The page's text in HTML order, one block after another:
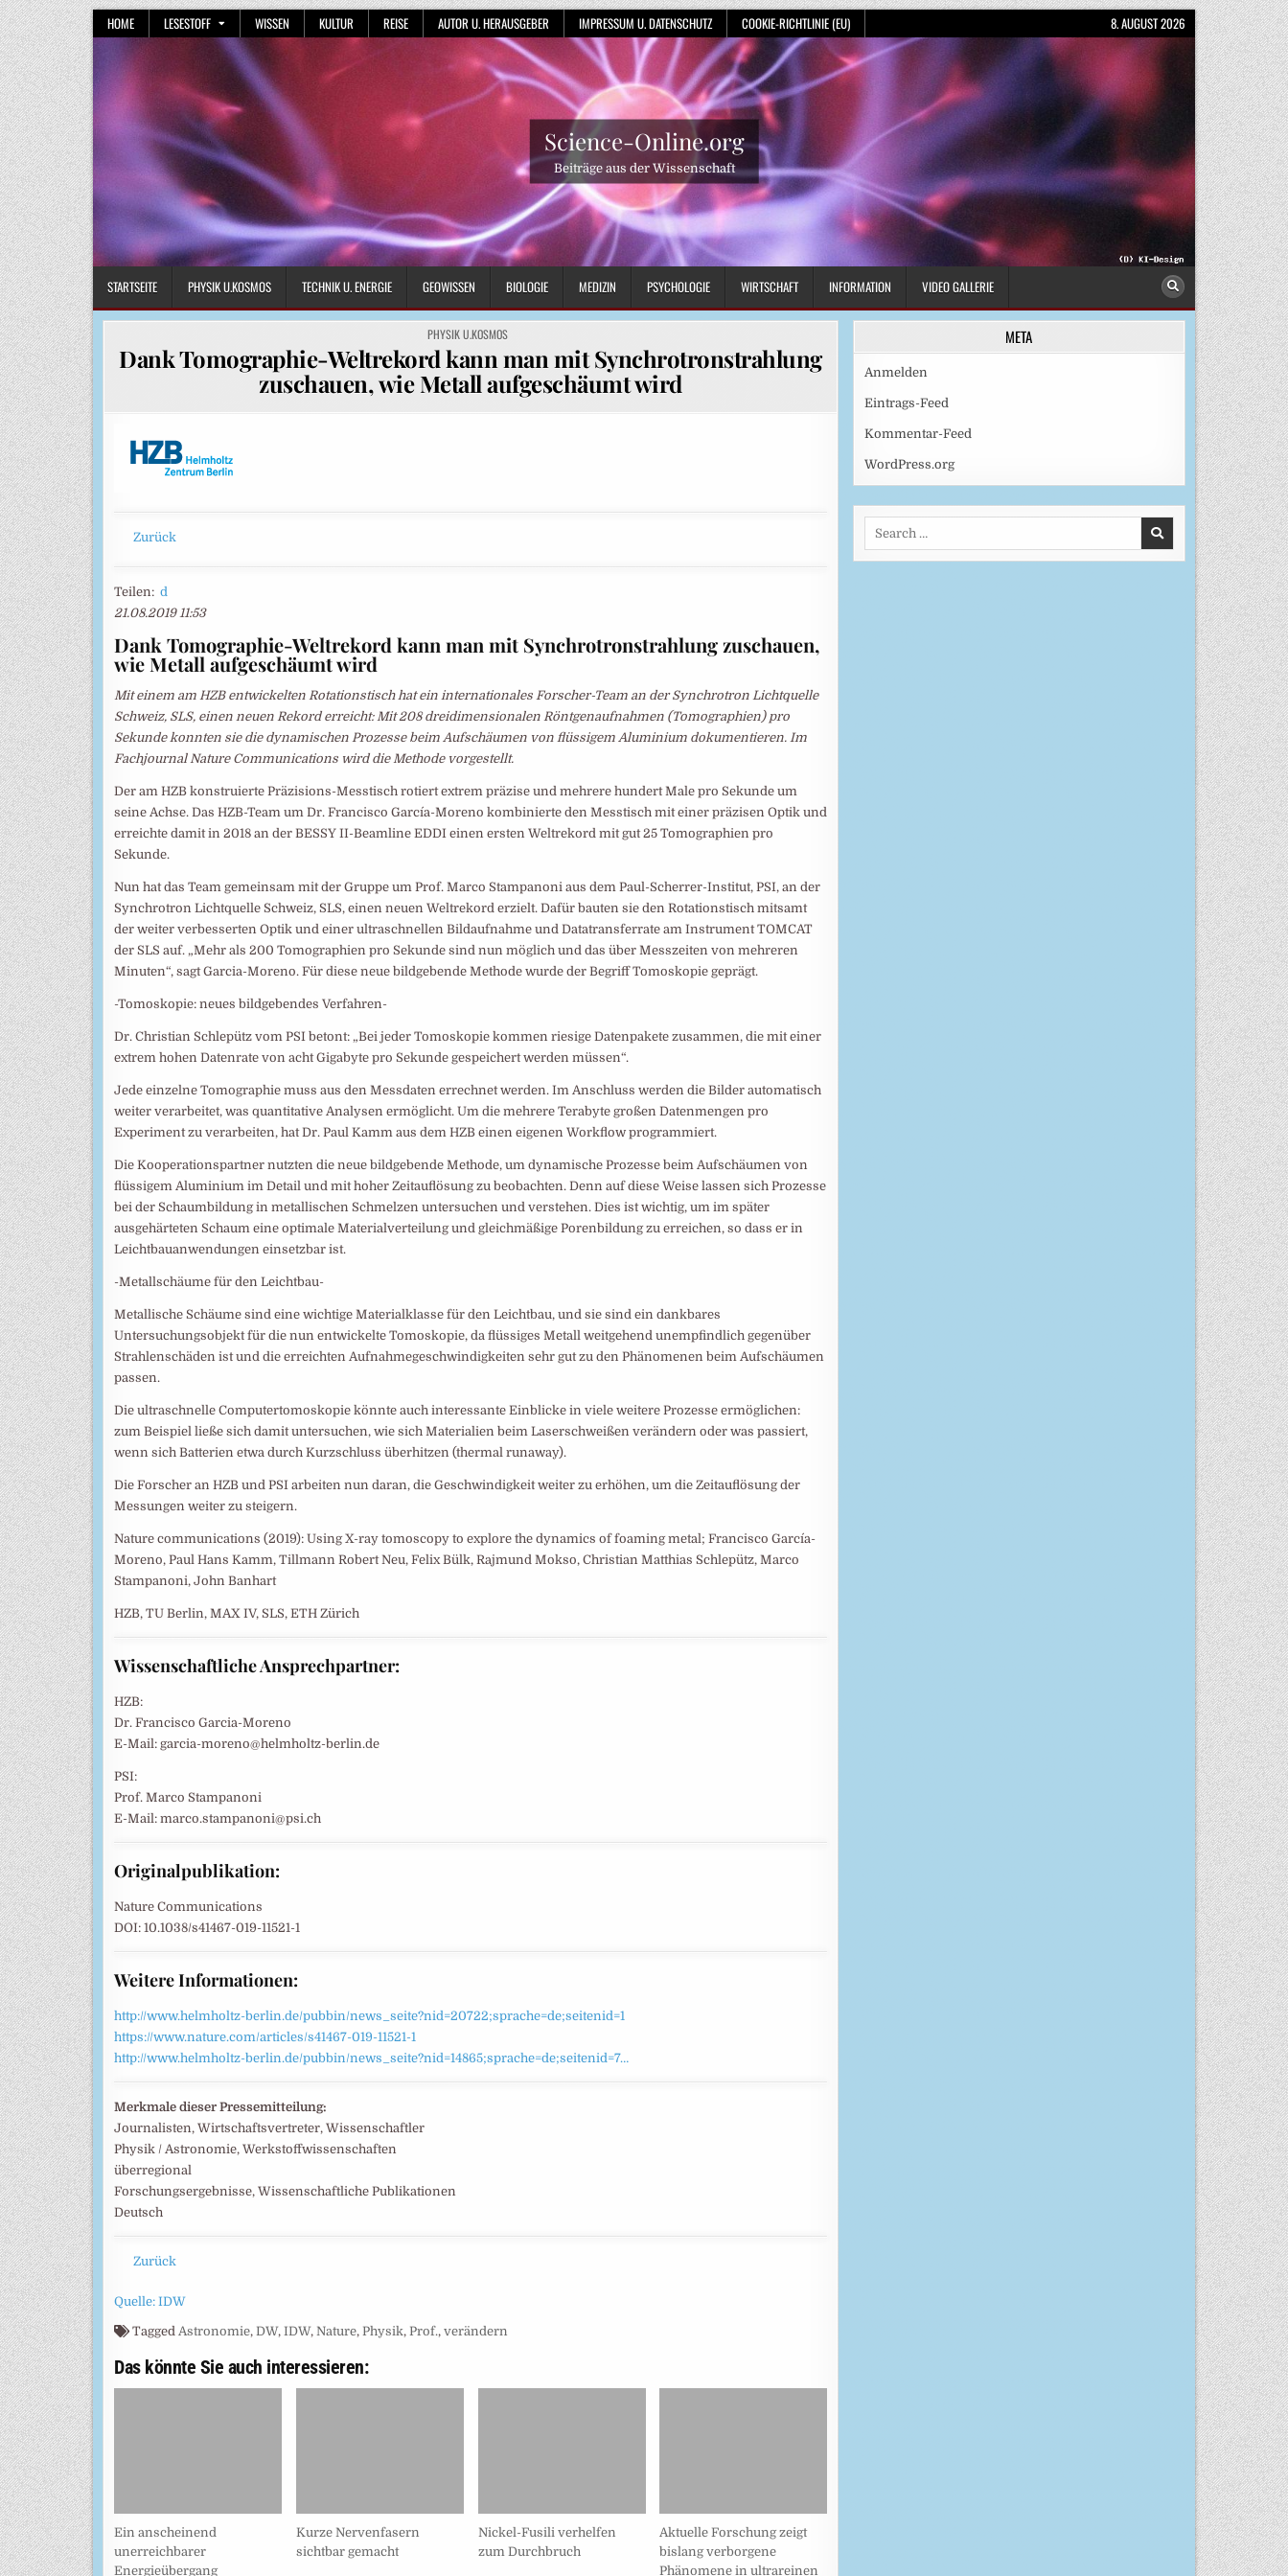
Skip
to
content
HOME LESESTOFF WISSEN KULTUR REISE AUTOR U. HERAUSGEBER IMPRESSUM U. DATENSCHUTZ COOKIE-RICHTLINIE (EU) 8. AUGUST 2026
Science-Online.org
Beiträge aus der Wissenschaft
STARTSEITE PHYSIK U.KOSMOS TECHNIK U. ENERGIE GEOWISSEN BIOLOGIE MEDIZIN PSYCHOLOGIE WIRTSCHAFT INFORMATION VIDEO GALLERIE
POSTED
IN
PHYSIK U.KOSMOS
Dank Tomographie-Weltrekord kann man mit Synchrotronstrahlung
zuschauen, wie Metall aufgeschäumt wird
Zurück
Teilen: d
21.08.2019 11:53
Dank Tomographie-Weltrekord kann man mit Synchrotronstrahlung zuschauen,
wie Metall aufgeschäumt wird
Mit einem am HZB entwickelten Rotationstisch hat ein internationales Forscher-Team an der Synchrotron Lichtquelle
Schweiz, SLS, einen neuen Rekord erreicht: Mit 208 dreidimensionalen Röntgenaufnahmen (Tomographien) pro
Sekunde konnten sie die dynamischen Prozesse beim Aufschäumen von flüssigem Aluminium dokumentieren. Im
Fachjournal Nature Communications wird die Methode vorgestellt.
Der am HZB konstruierte Präzisions-Messtisch rotiert extrem präzise und mehrere hundert Male pro Sekunde um
seine Achse. Das HZB-Team um Dr. Francisco García-Moreno kombinierte den Messtisch mit einer präzisen Optik und
erreichte damit in 2018 an der BESSY II-Beamline EDDI einen ersten Weltrekord mit gut 25 Tomographien pro
Sekunde.
Nun hat das Team gemeinsam mit der Gruppe um Prof. Marco Stampanoni aus dem Paul-Scherrer-Institut, PSI, an der
Synchrotron Lichtquelle Schweiz, SLS, einen neuen Weltrekord erzielt. Dafür bauten sie den Rotationstisch mitsamt
der weiter verbesserten Optik und einer ultraschnellen Bildaufnahme und Datatransferrate am Instrument TOMCAT
der SLS auf. „Mehr als 200 Tomographien pro Sekunde sind nun möglich und das über Messzeiten von mehreren
Minuten“, sagt Garcia-Moreno. Für diese neue bildgebende Methode wurde der Begriff Tomoskopie geprägt.
-Tomoskopie: neues bildgebendes Verfahren-
Dr. Christian Schlepütz vom PSI betont: „Bei jeder Tomoskopie kommen riesige Datenpakete zusammen, die mit einer
extrem hohen Datenrate von acht Gigabyte pro Sekunde gespeichert werden müssen“.
Jede einzelne Tomographie muss aus den Messdaten errechnet werden. Im Anschluss werden die Bilder automatisch
weiter verarbeitet, was quantitative Analysen ermöglicht. Um die mehrere Terabyte großen Datenmengen pro
Experiment zu verarbeiten, hat Dr. Paul Kamm aus dem HZB einen eigenen Workflow programmiert.
Die Kooperationspartner nutzten die neue bildgebende Methode, um dynamische Prozesse beim Aufschäumen von
flüssigem Aluminium im Detail und mit hoher Zeitauflösung zu beobachten. Denn auf diese Weise lassen sich Prozesse
bei der Schaumbildung in metallischen Schmelzen untersuchen und verstehen. Dies ist wichtig, um im später
ausgehärteten Schaum eine optimale Materialverteilung und gleichmäßige Porenbildung zu erreichen, so dass er in
Leichtbauanwendungen einsetzbar ist.
-Metallschäume für den Leichtbau-
Metallische Schäume sind eine wichtige Materialklasse für den Leichtbau, und sie sind ein dankbares
Untersuchungsobjekt für die nun entwickelte Tomoskopie, da flüssiges Metall weitgehend unempfindlich gegenüber
Strahlenschäden ist und die erreichten Aufnahmegeschwindigkeiten sehr gut zu den Phänomenen beim Aufschäumen
passen.
Die ultraschnelle Computertomoskopie könnte auch interessante Einblicke in viele weitere Prozesse ermöglichen:
zum Beispiel ließe sich damit untersuchen, wie sich Materialien beim Laserschweißen verändern oder was passiert,
wenn sich Batterien etwa durch Kurzschluss überhitzen (thermal runaway).
Die Forscher an HZB und PSI arbeiten nun daran, die Geschwindigkeit weiter zu erhöhen, um die Zeitauflösung der
Messungen weiter zu steigern.
Nature communications (2019): Using X-ray tomoscopy to explore the dynamics of foaming metal; Francisco García-
Moreno, Paul Hans Kamm, Tillmann Robert Neu, Felix Bülk, Rajmund Mokso, Christian Matthias Schlepütz, Marco
Stampanoni, John Banhart
HZB, TU Berlin, MAX IV, SLS, ETH Zürich
Wissenschaftliche Ansprechpartner:
HZB:
Dr. Francisco Garcia-Moreno
E-Mail: garcia-moreno@helmholtz-berlin.de
PSI:
Prof. Marco Stampanoni
E-Mail: marco.stampanoni@psi.ch
Originalpublikation:
Nature Communications
DOI: 10.1038/s41467-019-11521-1
Weitere Informationen:
http://www.helmholtz-berlin.de/pubbin/news_seite?nid=20722;sprache=de;seitenid=1
https://www.nature.com/articles/s41467-019-11521-1
http://www.helmholtz-berlin.de/pubbin/news_seite?nid=14865;sprache=de;seitenid=7…
Merkmale dieser Pressemitteilung:
Journalisten, Wirtschaftsvertreter, Wissenschaftler
Physik / Astronomie, Werkstoffwissenschaften
überregional
Forschungsergebnisse, Wissenschaftliche Publikationen
Deutsch
Zurück
Quelle: IDW
Tagged Astronomie, DW, IDW, Nature, Physik, Prof., verändern
Das könnte Sie auch interessieren:
Ein anscheinend
unerreichbarer
Energieübergang
Kurze Nervenfasern
sichtbar gemacht
Nickel-Fusili verhelfen
zum Durchbruch
Aktuelle Forschung zeigt
bislang verborgene
Phänomene in ultrareinen
META
Anmelden
Eintrags-Feed
Kommentar-Feed
WordPress.org